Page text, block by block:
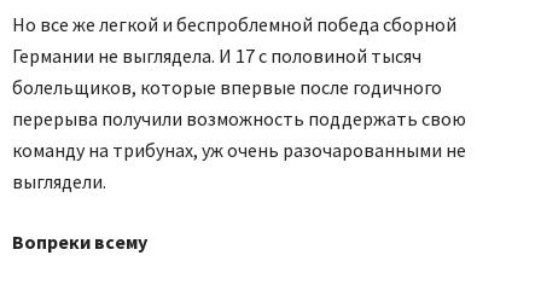
Но все же легкой и беспроблемной победа сборной
Германии не выглядела. И 17 с половиной тысяч
болельщиков, которые впервые после годичного
перерыва получили возможность поддержать свою
команду на трибунах, уж очень разочарованными не
выглядели.
Вопреки всему